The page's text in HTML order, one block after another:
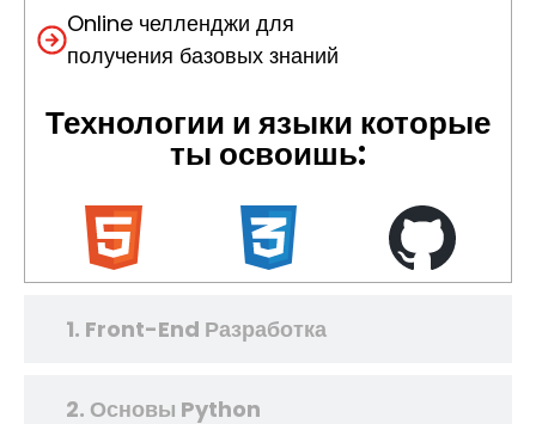
1. Front-End Разработка
2. Основы Python
Online челленджи для
получения базовых знаний
Технологии и языки которые
ты освоишь: